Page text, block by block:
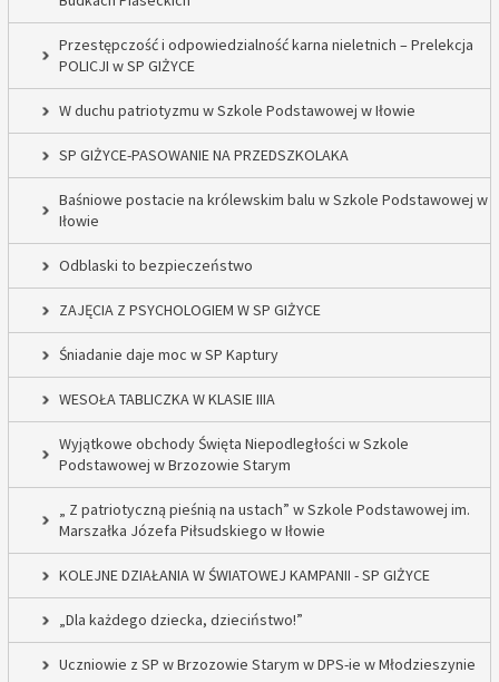
Przestępczość i odpowiedzialność karna nieletnich – Prelekcja
POLICJI w SP GIŻYCE
W duchu patriotyzmu w Szkole Podstawowej w Iłowie
SP GIŻYCE-PASOWANIE NA PRZEDSZKOLAKA
Baśniowe postacie na królewskim balu w Szkole Podstawowej w
Iłowie
Odblaski to bezpieczeństwo
ZAJĘCIA Z PSYCHOLOGIEM W SP GIŻYCE
Śniadanie daje moc w SP Kaptury
WESOŁA TABLICZKA W KLASIE IIIA
Wyjątkowe obchody Święta Niepodległości w Szkole
Podstawowej w Brzozowie Starym
„ Z patriotyczną pieśnią na ustach” w Szkole Podstawowej im.
Marszałka Józefa Piłsudskiego w Iłowie
KOLEJNE DZIAŁANIA W ŚWIATOWEJ KAMPANII - SP GIŻYCE
„Dla każdego dziecka, dzieciństwo!”
Uczniowie z SP w Brzozowie Starym w DPS-ie w Młodzieszynie